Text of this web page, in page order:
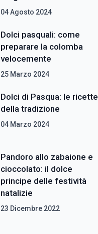
04 Agosto 2024
Dolci pasquali: come
preparare la colomba
velocemente
25 Marzo 2024
Dolci di Pasqua: le ricette
della tradizione
04 Marzo 2024
Pandoro allo zabaione e
cioccolato: il dolce
principe delle festività
natalizie
23 Dicembre 2022